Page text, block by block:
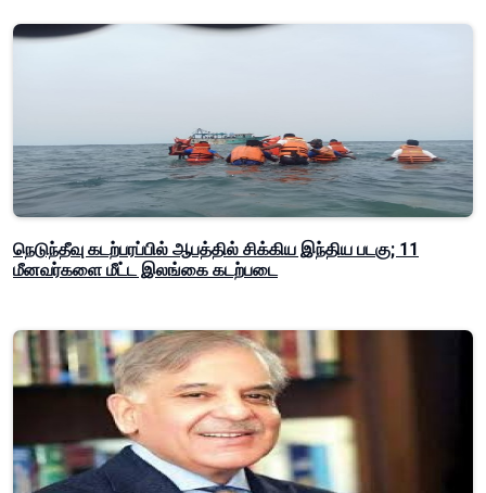
நெடுந்தீவு கடற்பரப்பில் ஆபத்தில் சிக்கிய இந்திய படகு; 11
மீனவர்களை மீட்ட இலங்கை கடற்படை